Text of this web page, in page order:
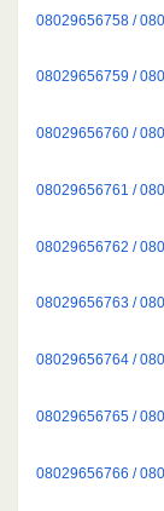
08029656758 /
08029656759 /
08029656760 /
08029656761 /
08029656762 /
08029656763 /
08029656764 /
08029656765 /
08029656766 /